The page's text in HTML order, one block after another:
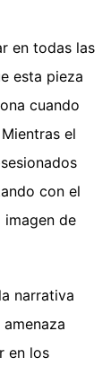
en todas las
esta pieza
cuando
el
con el
de
narrativa
en los